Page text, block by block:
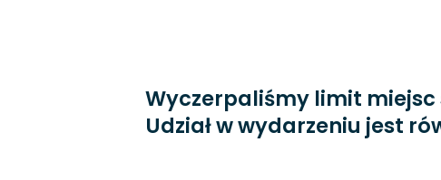
Wyczerpaliśmy limit miejsc
Udział w wydarzeniu jest